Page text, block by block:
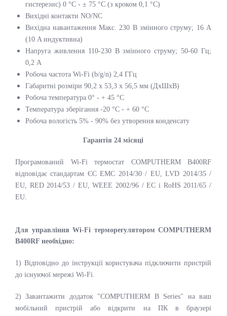
гистерезис) 0 °C - ± 75 °C (з кроком 0,1 °С)
Вихідні контакти NO/NC
Вихідна навантаження Макс. 230 В змінного струму; 16 А
(10 A индуктивна)
Напруга живлення 110-230 В змінного струму; 50-60 Гц;
0,2 А
Робоча частота Wi-Fi (b/g/n) 2,4 ГГц
Габаритні розміри 90,2 х 53,3 х 56,5 мм (ДхШхВ)
Робоча температура 0° - + 45 °C
Температура зберігання -20 °С - + 60 °С
Робоча вологість 5% - 90% без утворення конденсату
Гарантія 24 місяці
Програмований Wi-Fi термостат COMPUTHERM B400RF
відповідає стандартам ЄС EMC 2014/30 / EU, LVD 2014/35 /
EU, RED 2014/53 / EU, WEEE 2002/96 / EC і RoHS 2011/65 /
EU.
Для управління Wi-Fi терморегулятором COMPUTHERM
B400RF необхідно:
1) Відповідно до інструкції користувача підключити пристрій
до існуючої мережі Wi-Fi.
2) Завантажити додаток "COMPUTHERM B Series" на ваш
мобільний пристрій або відкрити на ПК в браузері